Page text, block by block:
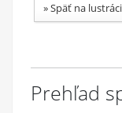
»Späť na
Prehľad